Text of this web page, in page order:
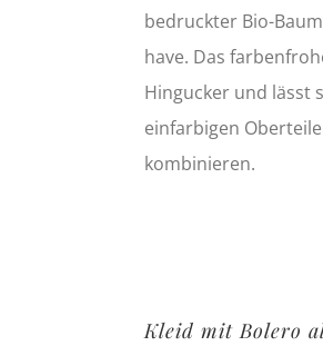
bedruckter Bio-
have. Das
Hingucker und lässt
einfarbigen
kombinieren.
Kleid mit Bolero